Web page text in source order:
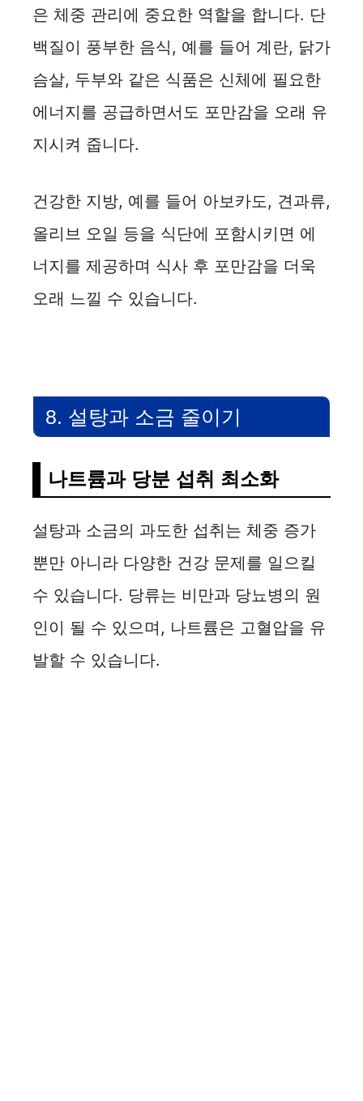
은 체중 관리에 중요한 역할을 합니다. 단
백질이 풍부한 음식, 예를 들어 계란, 닭가
슴살, 두부와 같은 식품은 신체에 필요한
에너지를 공급하면서도 포만감을 오래 유
지시켜 줍니다.
건강한 지방, 예를 들어 아보카도, 견과류,
올리브 오일 등을 식단에 포함시키면 에
너지를 제공하며 식사 후 포만감을 더욱
오래 느낄 수 있습니다.
8. 설탕과 소금 줄이기
나트륨과 당분 섭취 최소화
설탕과 소금의 과도한 섭취는 체중 증가
뿐만 아니라 다양한 건강 문제를 일으킬
수 있습니다. 당류는 비만과 당뇨병의 원
인이 될 수 있으며, 나트륨은 고혈압을 유
발할 수 있습니다.